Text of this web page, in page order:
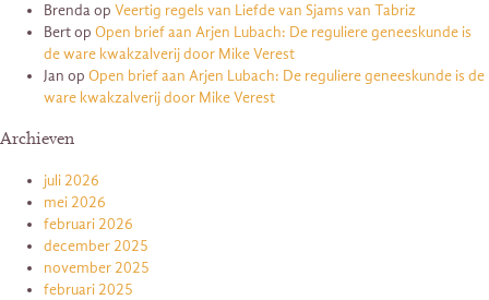
Brendaop Veertig regels van Liefde van Sjams van Tabriz
Bertop Open brief aan Arjen Lubach: De reguliere geneeskunde is
de ware kwakzalverij door Mike Verest
Jan op Open brief aan Arjen Lubach: De reguliere geneeskunde is de
ware kwakzalverij door Mike Verest
Archieven
juli 2026
mei 2026
februari 2026
december 2025
november 2025
februari 2025